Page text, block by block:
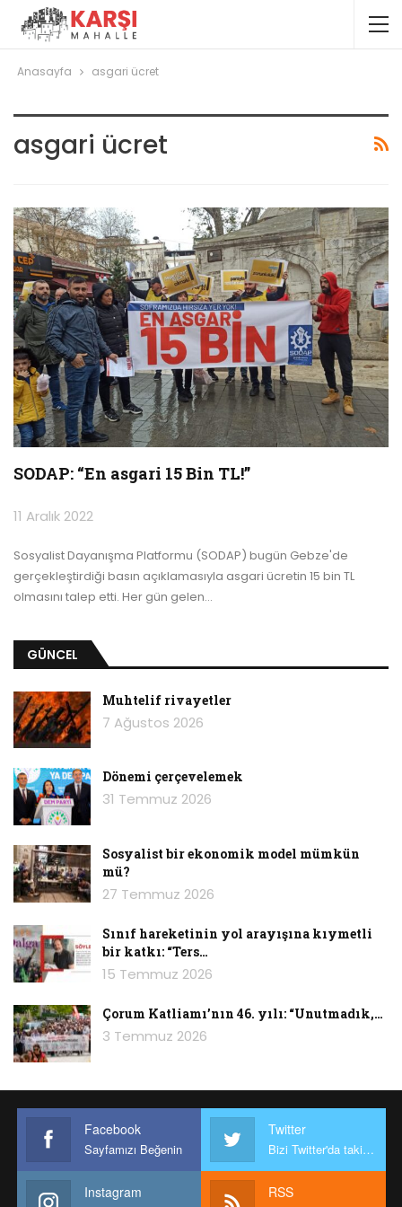
Anasayfa asgari ücret
asgari ücret
SODAP: “En asgari 15 Bin TL!”
11 Aralık 2022
Sosyalist Dayanışma Platformu (SODAP) bugün Gebze'de
gerçekleştirdiği basın açıklamasıyla asgari ücretin 15 bin TL
olmasını talep etti. Her gün gelen…
GÜNCEL
Muhtelif rivayetler
7 Ağustos 2026
Dönemi çerçevelemek
31 Temmuz 2026
Sosyalist bir ekonomik model mümkün
mü?
27 Temmuz 2026
Sınıf hareketinin yol arayışına kıymetli
bir katkı: “Ters…
15 Temmuz 2026
Çorum Katliamı’nın 46. yılı: “Unutmadık,…
3 Temmuz 2026
Facebook
Sayfamızı Beğenin
Twitter
Bizi Twitter'da takip edin
Instagram RSS